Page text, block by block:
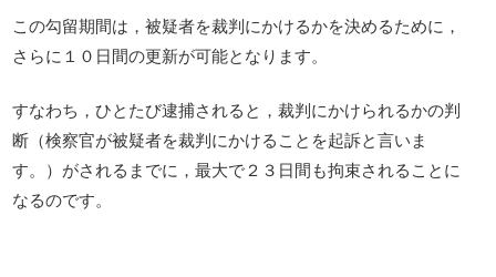
この勾留期間は，被疑者を裁判にかけるかを決めるために，
さらに１０日間の更新が可能となります。
すなわち，ひとたび逮捕されると，裁判にかけられるかの判
断（検察官が被疑者を裁判にかけることを起訴と言いま
す。）がされるまでに，最大で２３日間も拘束されることに
なるのです。